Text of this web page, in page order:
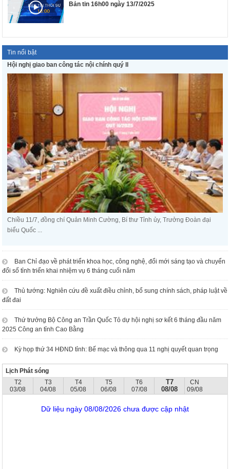
Bản tin 16h00 ngày 13/7/2025
Tin nổi bật
Hội nghị giao ban công tác nội chính quý II
Chiều 11/7, đồng chí Quản Minh Cường, Bí thư Tỉnh ủy, Trưởng Đoàn đại
biểu Quốc ...
Ban Chỉ đạo về phát triển khoa học, công nghệ, đổi mới sáng tạo và chuyển
đổi số tỉnh triển khai nhiệm vụ 6 tháng cuối năm
Thủ tướng: Nghiên cứu đề xuất điều chỉnh, bổ sung chính sách, pháp luật về
đất đai
Thứ trưởng Bộ Công an Trần Quốc Tỏ dự hội nghị sơ kết 6 tháng đầu năm
2025 Công an tỉnh Cao Bằng
Kỳ họp thứ 34 HĐND tỉnh: Bế mạc và thông qua 11 nghị quyết quan trọng
Lịch Phát sóng
T2
03/08
T3
04/08
T4
05/08
T5
06/08
T6
07/08
T7
08/08
CN
09/08
Dữ liệu ngày 08/08/2026 chưa được cập nhật